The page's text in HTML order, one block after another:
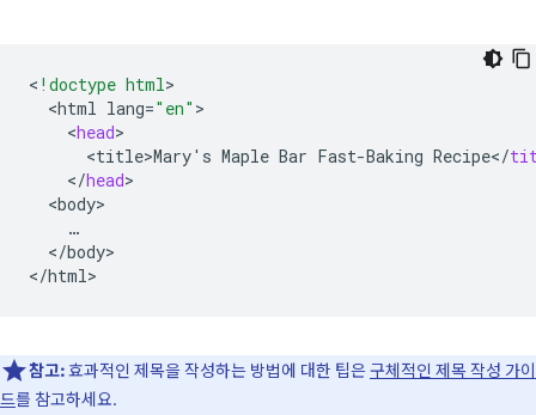
< !doctype html
<html lang="en"
<head
<title>Mary' s Maple Bar Fast-Baking Recipe</
</head
<body
</body>
</html
참고:효과적인 제목을 작성하는 방법에 대한 팁은구체적인 제목 작성 가이
드를 참고하세요.